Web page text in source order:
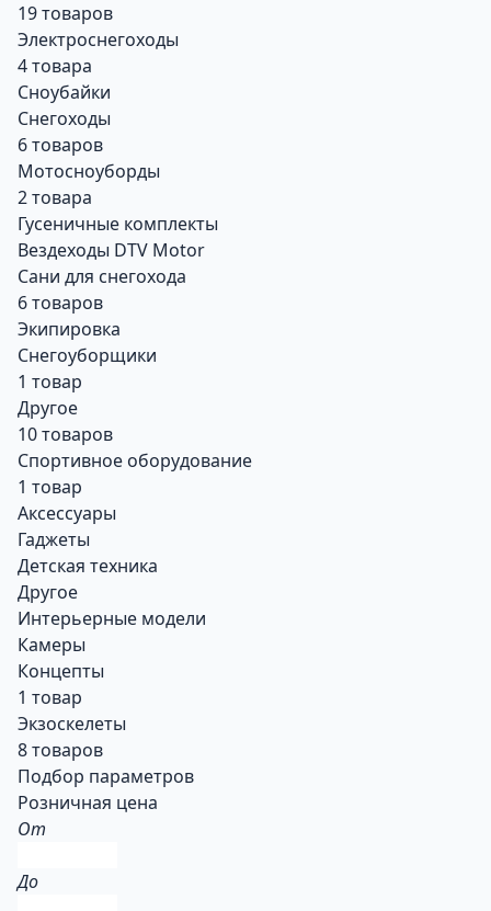
19 товаров
Электроснегоходы
4 товара
Сноубайки
Снегоходы
6 товаров
Мотосноуборды
2 товара
Гусеничные комплекты
Вездеходы DTV Motor
Сани для снегохода
6 товаров
Экипировка
Снегоуборщики
1 товар
Другое
10 товаров
Спортивное оборудование
1 товар
Аксессуары
Гаджеты
Детская техника
Другое
Интерьерные модели
Камеры
Концепты
1 товар
Экзоскелеты
8 товаров
Подбор параметров
Розничная цена
От
До